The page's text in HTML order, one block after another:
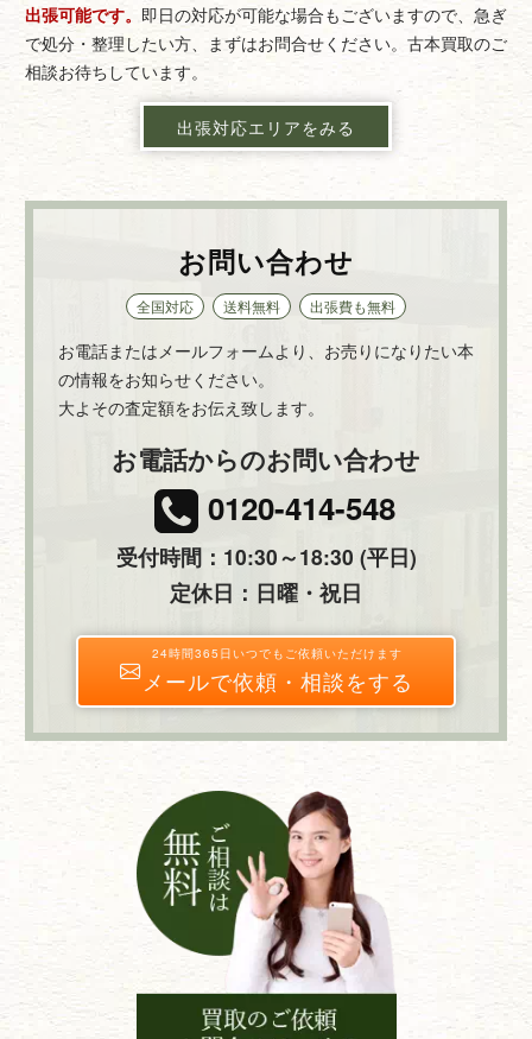
出張可能です。 即日の対応が可能な場合もございますので、急ぎ
で処分・整理したい方、まずはお問合せください。古本買取のご
相談お待ちしています。
出張対応エリアをみる
お問い合わせ
全国対応 送料無料 出張費も無料
お電話またはメールフォームより、お売りになりたい本
の情報をお知らせください。
大よその査定額をお伝え致します。
お電話からのお問い合わせ
0120-414-548
受付時間：10:30～18:30 (平日)
定休日：日曜・祝日
24時間365日いつでもご依頼いただけます
メールで依頼・相談をする